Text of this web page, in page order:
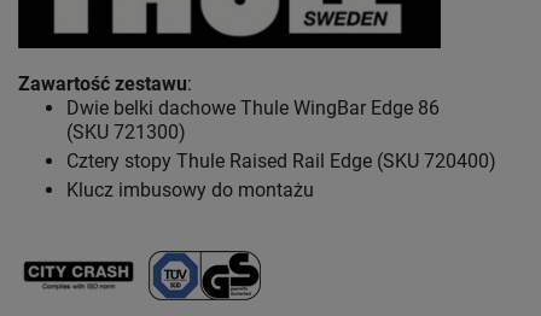
Zawartość zestawu:
Dwie belki dachowe Thule WingBar Edge 86
(SKU 721300)
Cztery stopy Thule Raised Rail Edge (SKU 720400)
Klucz imbusowy do montażu